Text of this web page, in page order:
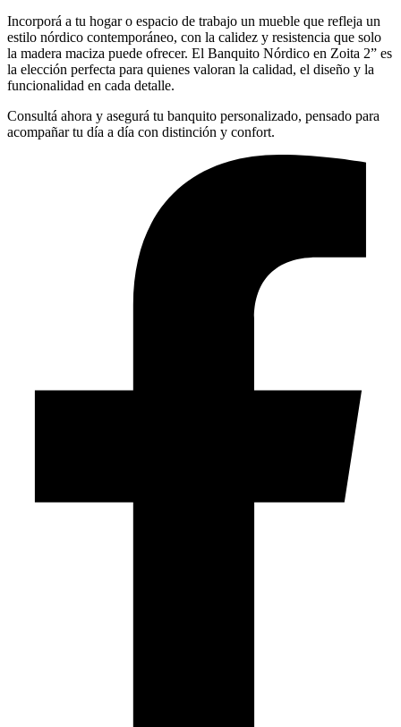
Incorporá a tu hogar o espacio de trabajo un mueble que refleja un
estilo nórdico contemporáneo, con la calidez y resistencia que solo
la madera maciza puede ofrecer. El Banquito Nórdico en Zoita 2” es
la elección perfecta para quienes valoran la calidad, el diseño y la
funcionalidad en cada detalle.
Consultá ahora y asegurá tu banquito personalizado, pensado para
acompañar tu día a día con distinción y confort.